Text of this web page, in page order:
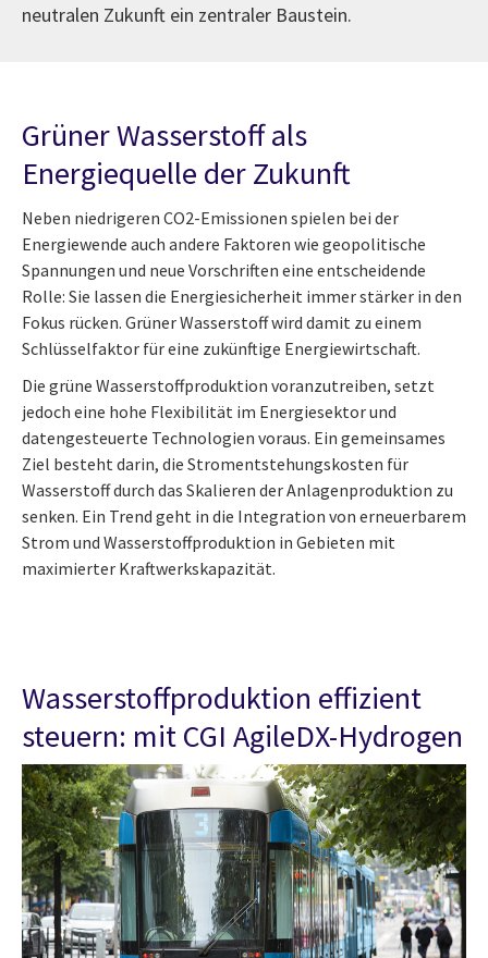
neutralen Zukunft ein zentraler Baustein.
Grüner Wasserstoff als
Energiequelle der Zukunft
Neben niedrigeren CO2-Emissionen spielen bei der
Energiewende auch andere Faktoren wie geopolitische
Spannungen und neue Vorschriften eine entscheidende
Rolle: Sie lassen die Energiesicherheit immer stärker in den
Fokus rücken. Grüner Wasserstoff wird damit zu einem
Schlüsselfaktor für eine zukünftige Energiewirtschaft.
Die grüne Wasserstoffproduktion voranzutreiben, setzt
jedoch eine hohe Flexibilität im Energiesektor und
datengesteuerte Technologien voraus. Ein gemeinsames
Ziel besteht darin, die Stromentstehungskosten für
Wasserstoff durch das Skalieren der Anlagenproduktion zu
senken. Ein Trend geht in die Integration von erneuerbarem
Strom und Wasserstoffproduktion in Gebieten mit
maximierter Kraftwerkskapazität.
Wasserstoffproduktion effizient
steuern: mit CGI AgileDX-Hydrogen